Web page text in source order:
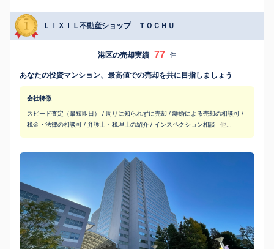
ＬＩＸＩＬ不動産ショップ ＴＯＣＨＵ
港区の売却実績 77 件
あなたの投資マンション、最高値での売却を共に目指しましょう
会社特徴
スピード査定（最短即日） / 周りに知られずに売却 / 離婚による売却の相談可 /
税金・法律の相談可 / 弁護士・税理士の紹介 / インスペクション相談
他...